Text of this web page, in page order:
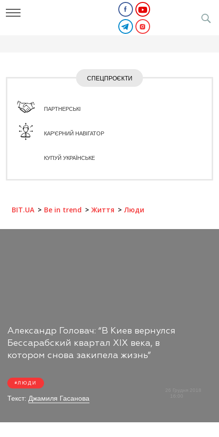
СПЕЦПРОЄКТИ
ПАРТНЕРСЬКІ
КАР'ЄРНИЙ НАВІГАТОР
КУПУЙ УКРАЇНСЬКЕ
BIT.UA Be in trend Життя Люди
Александр Головач: “В Киев вернулся
Бессарабский квартал ХІХ века, в
котором снова закипела жизнь”
ЛЮДИ
Текст: Джамиля Гасанова
26 Грудня 2018